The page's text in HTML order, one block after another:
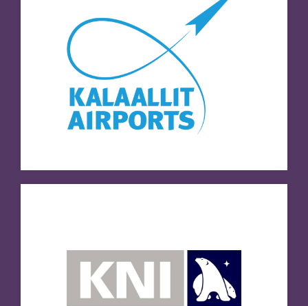
KNI
Besøg hjemmeside
Kommuneqarfik Sermersooq